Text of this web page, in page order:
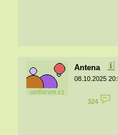
Antena
08.10.2025
324